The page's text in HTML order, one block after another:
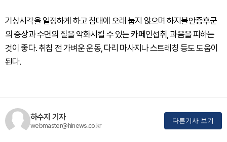
기상시각을 일정하게 하고 침대에 오래 눕지 않으며 하지불안증후군
의 증상과 수면의 질을 악화시킬 수 있는 카페인섭취, 과음을 피하는
것이 좋다. 취침 전 가벼운 운동, 다리 마사지나 스트레칭 등도 도움이
된다.
하수지 기자
webmaster@hinews.co.kr
다른기사 보기